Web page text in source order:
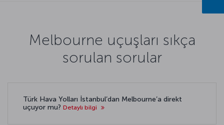
Melbourne uçuşları sıkça
sorulan sorular
Türk Hava Yolları İstanbul’dan Melbourne’a direkt
uçuyor mu? Detaylı bilgi